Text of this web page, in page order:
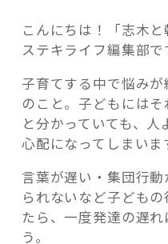
これからの暮
こんにちは！「志木と
ステキライフ編集部
子育てする中で悩み
のこと。子どもには
と分かっていても、
心配になってしまいま
言葉が遅い・集団行
られないなど子ども
たら、一度発達の遅
う。